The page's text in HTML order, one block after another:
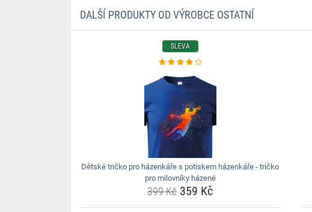
DALŠÍ PRODUKTY OD VÝROBCE OSTATNÍ
SLEVA
Dětské tričko pro házenkáře s potiskem házenkáře - tričko
pro milovníky házené
399 Kč359 Kč